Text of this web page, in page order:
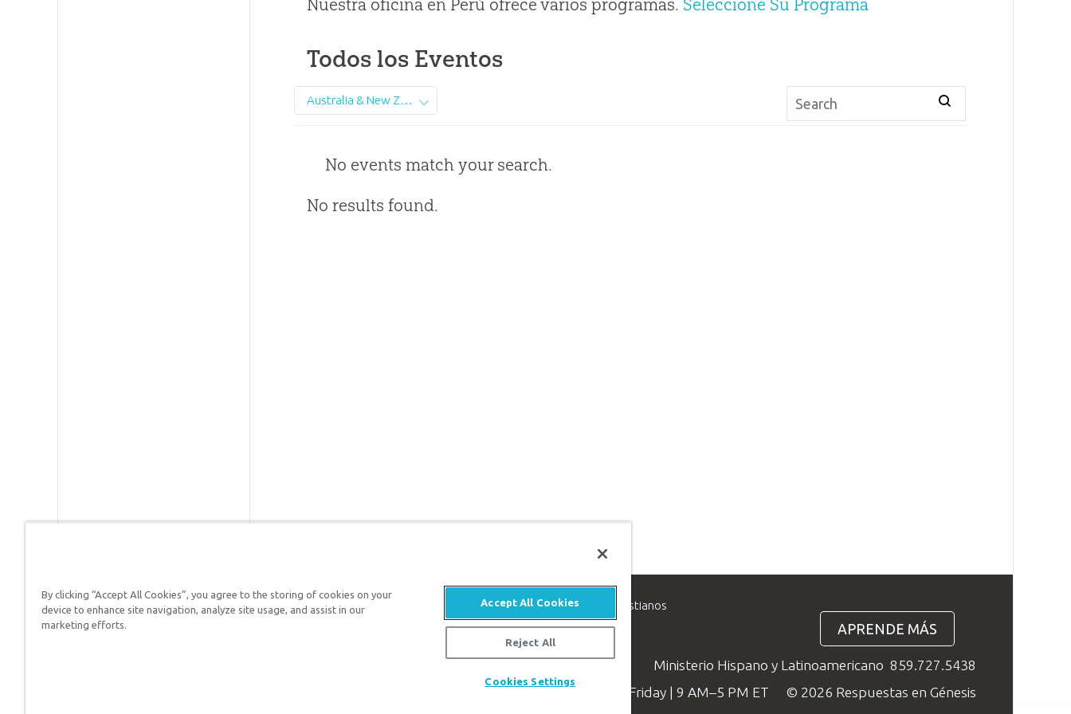
Nuestra oficina en Perú ofrece varios programas. Seleccione Su Programa
Todos los Eventos
Australia & New Zealand
No events match your search.
No results found.
Respuestas en Génesis es un ministerio de apologética, dedicado a ayudar a los cristianos
defender su fe y proclamar el evangelio de Jesucristo.
APRENDE MÁS
Ministerio Hispano y Latinoamericano 859.727.5438
Available Monday–Friday | 9 AM–5 PM ET
© 2026 Respuestas en Génesis
By clicking “Accept All Cookies”, you agree to the storing of cookies on your
device to enhance site navigation, analyze site usage, and assist in our
marketing efforts.
Accept All Cookies
Reject All
Cookies Settings